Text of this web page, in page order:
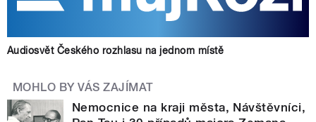
Audiosvět Českého rozhlasu na jednom místě
MOHLO BY VÁS ZAJÍMAT
Nemocnice na kraji města, Návštěvníci,